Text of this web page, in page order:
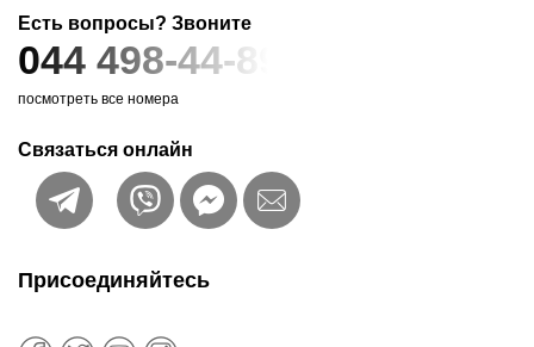
Есть вопросы? Звоните
044 498-44-89
посмотреть все номера
Связаться онлайн
Присоединяйтесь